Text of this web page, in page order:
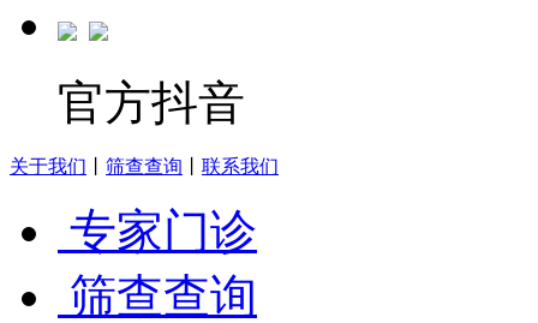
官方抖音
关于我们 筛查查询 联系我们
专家门诊
筛查查询